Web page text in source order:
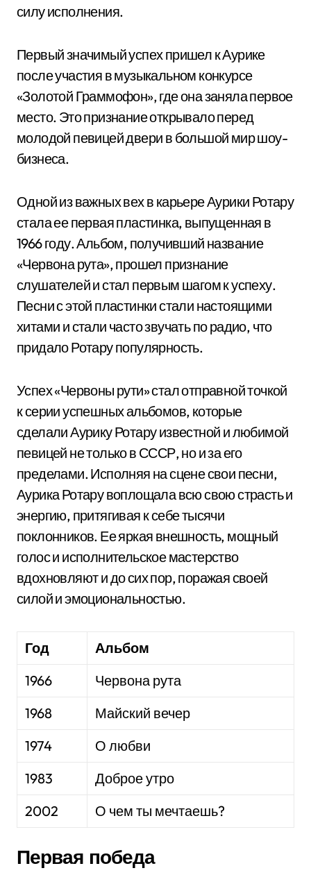
силу исполнения.
Первый значимый успех пришел к Аурике
после участия в музыкальном конкурсе
«Золотой Граммофон», где она заняла первое
место. Это признание открывало перед
молодой певицей двери в большой мир шоу-
бизнеса.
Одной из важных вех в карьере Аурики Ротару
стала ее первая пластинка, выпущенная в
1966 году. Альбом, получивший название
«Червона рута», прошел признание
слушателей и стал первым шагом к успеху.
Песни с этой пластинки стали настоящими
хитами и стали часто звучать по радио, что
придало Ротару популярность.
Успех «Червоны рути» стал отправной точкой
к серии успешных альбомов, которые
сделали Аурику Ротару известной и любимой
певицей не только в СССР, но и за его
пределами. Исполняя на сцене свои песни,
Аурика Ротару воплощала всю свою страсть и
энергию, притягивая к себе тысячи
поклонников. Ее яркая внешность, мощный
голос и исполнительское мастерство
вдохновляют и до сих пор, поражая своей
силой и эмоциональностью.
Год
Альбом
1966
Червона рута
1968
Майский вечер
1974
О любви
1983
Доброе утро
2002
О чем ты мечтаешь?
Первая победа